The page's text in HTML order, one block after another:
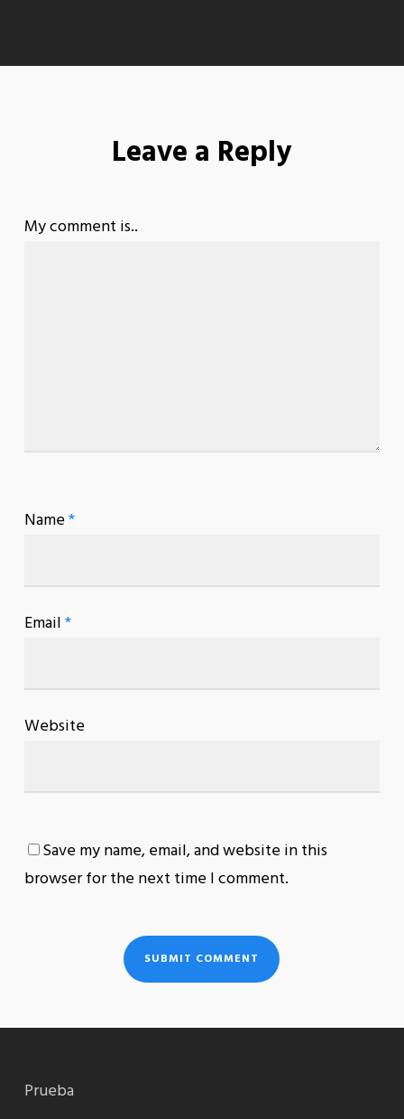
Leave a Reply
My comment is..
Name*
Email*
Website
Save my name, email, and website in this
browser for the next time I comment.
Prueba